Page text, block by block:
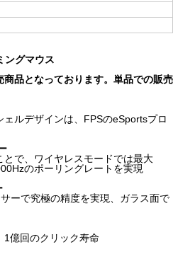
ングマウス
品となっております。単品での販売
ルデザインは、FPSのeSportsプロ
で、ワイヤレスモードでは最大
のポーリングレートを実現
ーで究極の精度を実現、ガラス面で
1億回のクリック寿命